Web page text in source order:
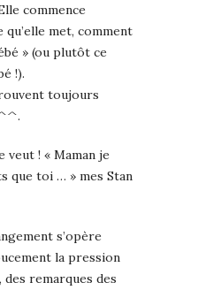
commence
met, comment
» (ou plutôt ce
!).
toujours
veut ! « Maman je
que toi … » mes Stan
s’opère
la pression
des remarques des